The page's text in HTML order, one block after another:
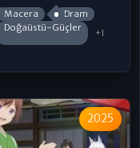
Macera
Dram
Doğaüstü-Güçler
+1
2025